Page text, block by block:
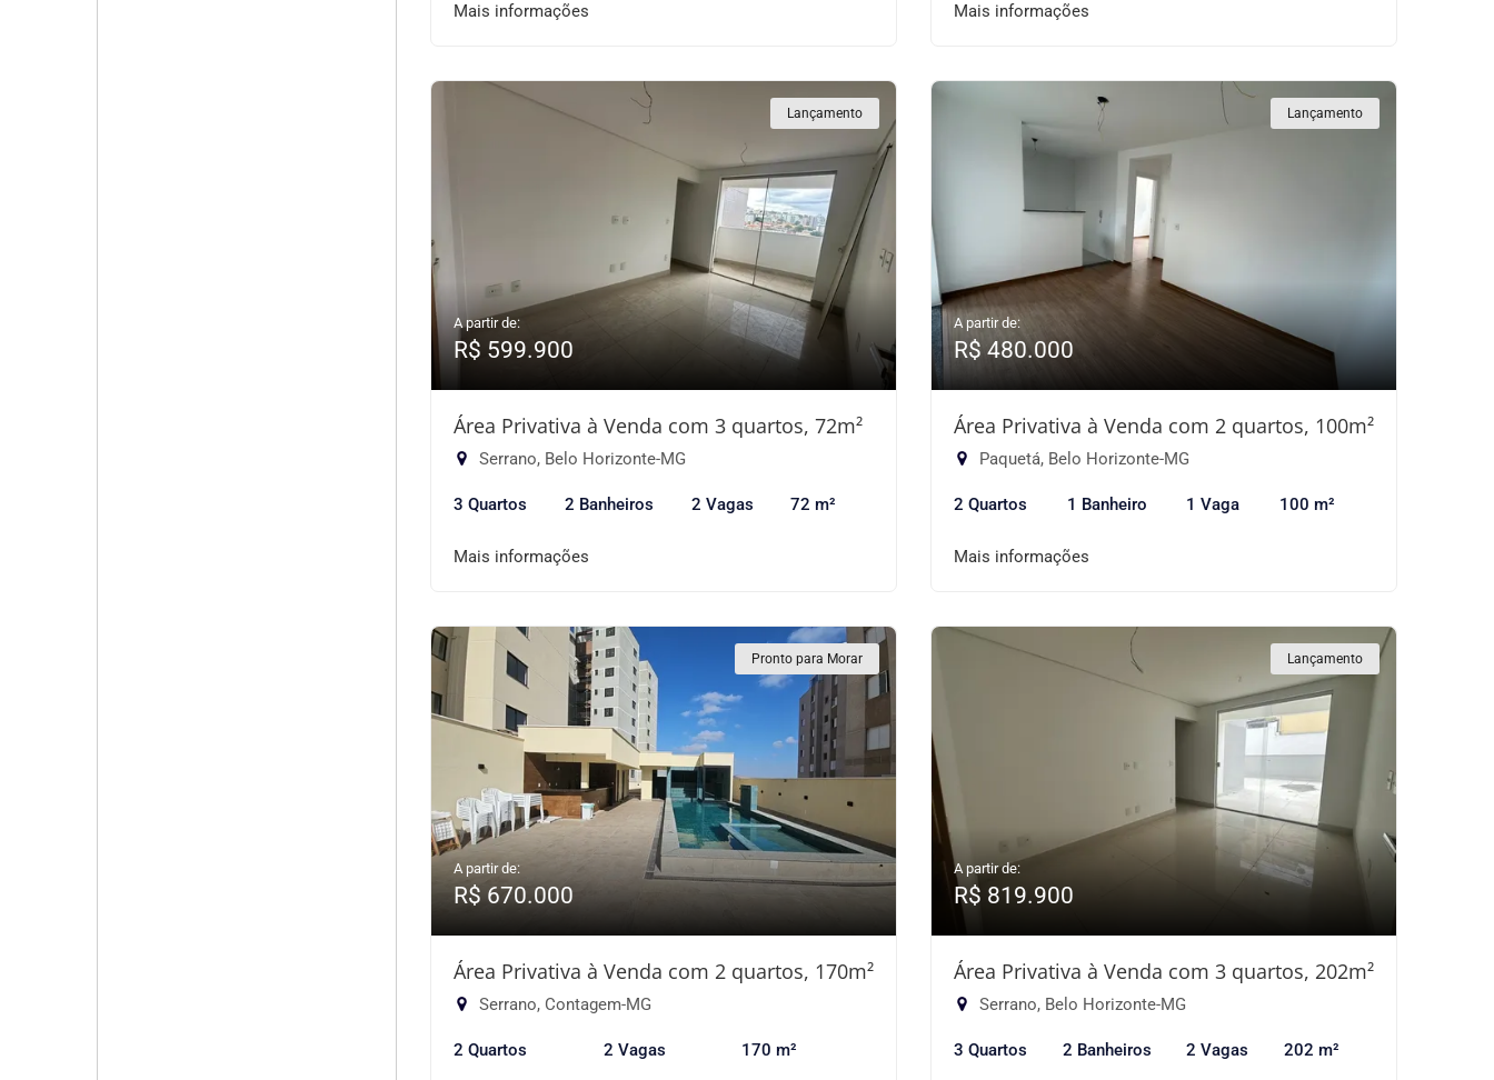
Mais informações Mais informações
Lançamento
A partir de:
R$ 599.900
Área Privativa à Venda com 3 quartos, 72m²
Serrano, Belo Horizonte-MG
3 Quartos 2 Banheiros 2 Vagas 72 m²
Mais informações
Lançamento
A partir de:
R$ 480.000
Área Privativa à Venda com 2 quartos, 100m²
Paquetá, Belo Horizonte-MG
2 Quartos 1 Banheiro 1 Vaga 100 m²
Mais informações
Pronto para Morar
A partir de:
R$ 670.000
Área Privativa à Venda com 2 quartos, 170m²
Serrano, Contagem-MG
2 Quartos 2 Vagas 170 m²
Lançamento
A partir de:
R$ 819.900
Área Privativa à Venda com 3 quartos, 202m²
Serrano, Belo Horizonte-MG
3 Quartos 2 Banheiros 2 Vagas 202 m²